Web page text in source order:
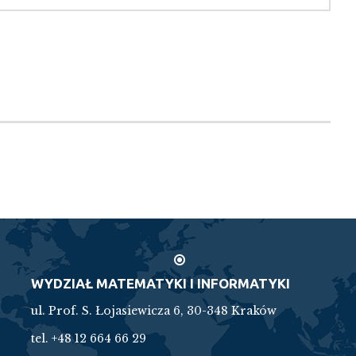
WYDZIAŁ MATEMATYKI I INFORMATYKI
ul. Prof. S. Łojasiewicza 6, 30-348 Kraków
tel. +48 12 664 66 29